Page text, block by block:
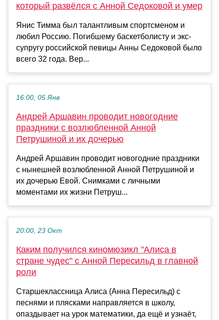
который развёлся с Анной Седоковой и умер
Янис Тимма был талантливым спортсменом и
любил Россию. Погибшему баскетболисту и экс-
супругу российской певицы Анны Седоковой было
всего 32 года. Вер...
16:00, 05 Янв
Андрей Аршавин проводит новогодние
праздники с возлюбленной Анной
Петрушиной и их дочерью
Андрей Аршавин проводит новогодние праздники
с нынешней возлюбленной Анной Петрушиной и
их дочерью Евой. Снимками с личными
моментами их жизни Петруш...
20:00, 23 Окт
Каким получился киномюзикл "Алиса в
стране чудес" с Анной Пересильд в главной
роли
Старшеклассница Алиса (Анна Пересильд) с
песнями и плясками направляется в школу,
опаздывает на урок математики, да ещё и узнаёт,